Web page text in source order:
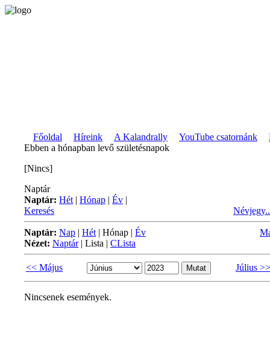
Főoldal Híreink A Kalandrally YouTube csatornánk
Ebben a hónapban levő születésnapok
[Nincs]
Naptár
Naptár: Hét | Hónap | Év |
Keresés
Naptár: Nap | Hét | Hónap | Év
Nézet: Naptár| Lista | CLista
<< Május Július >>
Nincsenek események.